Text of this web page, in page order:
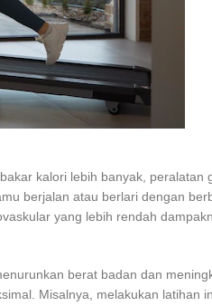
kalori lebih banyak,
berjalan atau berlari dengan
yang lebih rendah
berat badan dan
Misalnya, melakukan